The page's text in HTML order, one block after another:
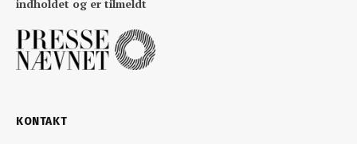
indholdet og er tilmeldt
KONTAKT